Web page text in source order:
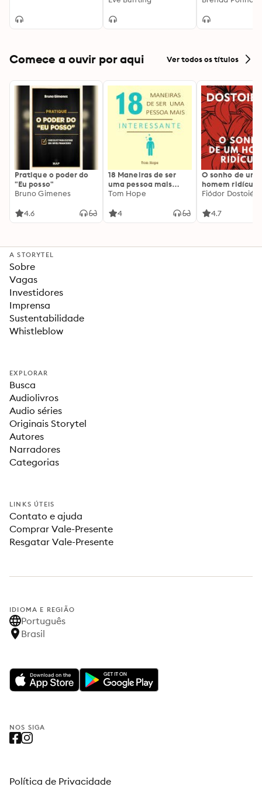
Comece a ouvir por aqui Ver todos os títulos
Pratique o poder do
"Eu posso"
Bruno Gimenes
4.6
18 Maneiras de ser
uma pessoa mais
interessante
Tom Hope
4
O sonho de um
homem ridículo
Fiódor
4.7
A STORYTEL
Sobre
Vagas
Investidores
Imprensa
Sustentabilidade
Whistleblow
EXPLORAR
Busca
Audiolivros
Audio séries
Originais Storytel
Autores
Narradores
Categorias
LINKS ÚTEIS
Contato e ajuda
Comprar Vale-Presente
Resgatar Vale-Presente
IDIOMA E REGIÃO
Português
Brasil
NOS SIGA
Política de Privacidade